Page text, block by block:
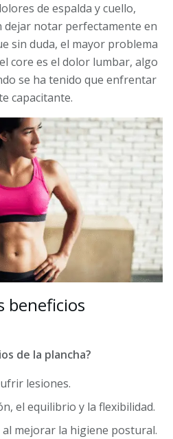
de espalda y cuello,
dejar notar perfectamente en
sin duda, el mayor problema
core es el dolor lumbar, algo
se ha tenido que enfrentar
capacitante.
beneficios
de la plancha?
lesiones.
el equilibrio y la flexibilidad.
mejorar la higiene postural.